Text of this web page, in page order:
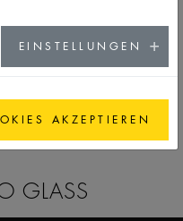
GLASS
EINSTELLUNGEN
AKZEPTIEREN